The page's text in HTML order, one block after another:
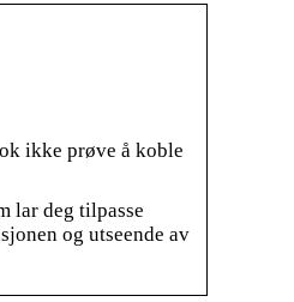
ikke prøve å koble
lar deg tilpasse
og utseende av